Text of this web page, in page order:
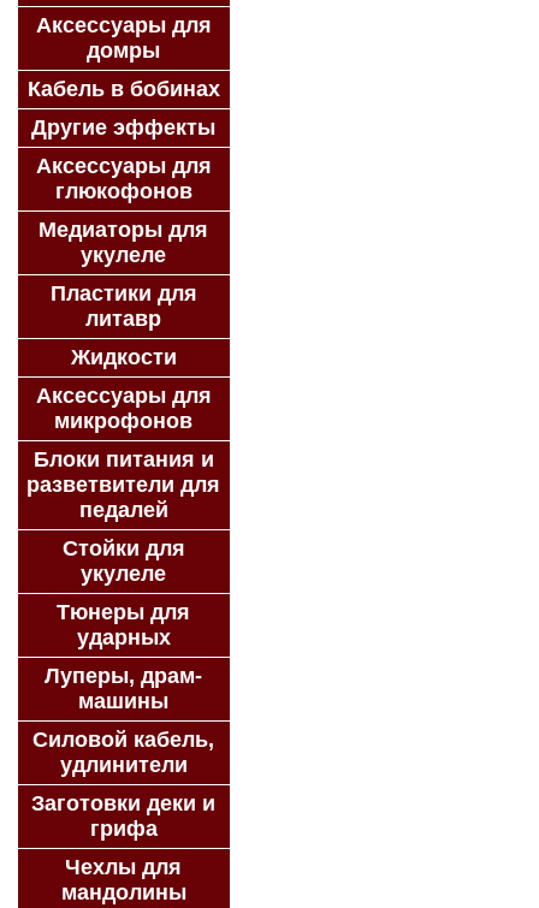
Аксессуары для
домры
Кабель в бобинах
Другие эффекты
Аксессуары для
глюкофонов
Медиаторы для
укулеле
Пластики для
литавр
Жидкости
Аксессуары для
микрофонов
Блоки питания и
разветвители для
педалей
Стойки для
укулеле
Тюнеры для
ударных
Луперы, драм-
машины
Силовой кабель,
удлинители
Заготовки деки и
грифа
Чехлы для
мандолины